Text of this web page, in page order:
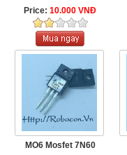
Price: 10.000 VNĐ
MO6 Mosfet 7N60